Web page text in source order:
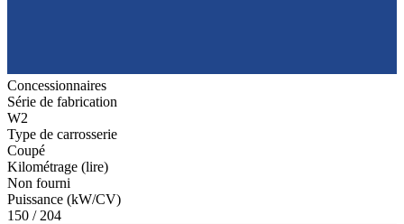
Concessionnaires
Série de fabrication
W2
Type de carrosserie
Coupé
Kilométrage (lire)
Non fourni
Puissance (kW/CV)
150 / 204